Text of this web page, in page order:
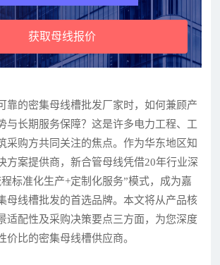
获取母线报价
靠的密集母线槽批发厂家时，如何兼顾产
与长期服务保障？这是许多电力工程、工
采购方共同关注的焦点。作为华东地区知
方案提供商，新合管母线凭借20年行业深
标准化生产+定制化服务”模式，成为嘉
母线槽批发的首选品牌。本文将从产品核
适配性及采购决策要点三方面，为您深度
价比的密集母线槽供应商。